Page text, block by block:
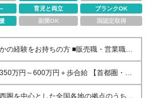
育児と両立
ブランクOK
副業OK 国認定取得
の経験をお持ちの方 ■販売職・営業職で
案経験をお持ちの方 ■建築関連の知識を
円～600万円＋歩合給 【首都圏・東
給29.2万円～ （固定給25万円＋定額歩
、固定残業手当月約57時間分9万2700